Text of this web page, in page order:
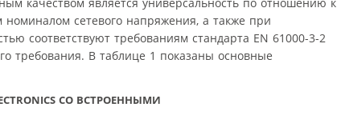
сетевого напряжения, а также при
соответствуют требованиям стандарта EN 61000-3-2
требования. В таблице 1 показаны основные
СО ВСТРОЕННЫМИ